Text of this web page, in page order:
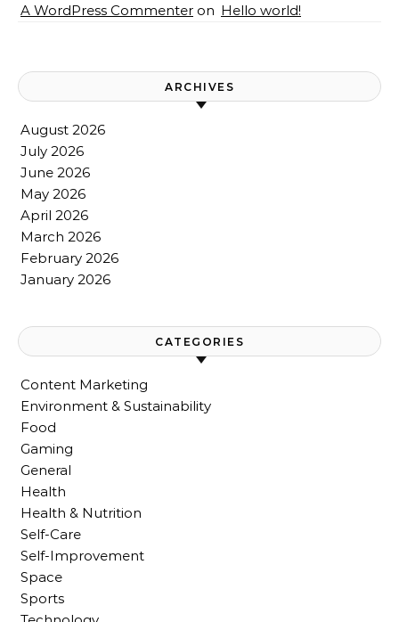
A WordPress Commenter on Hello world!
ARCHIVES
August 2026
July 2026
June 2026
May 2026
April 2026
March 2026
February 2026
January 2026
CATEGORIES
Content Marketing
Environment & Sustainability
Food
Gaming
General
Health
Health & Nutrition
Self-Care
Self-Improvement
Space
Sports